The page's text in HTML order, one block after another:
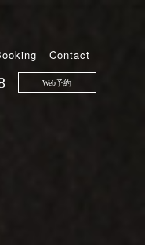
Contact
Web予約